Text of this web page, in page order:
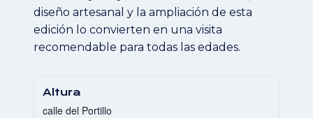
diseño artesanal y la ampliación de esta
edición lo convierten en una visita
recomendable para todas las edades.
Altura
calle del Portillo